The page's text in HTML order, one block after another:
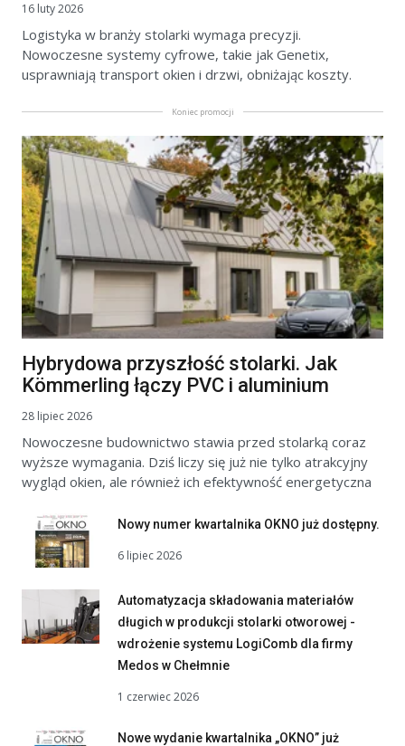
16 luty 2026
Logistyka w branży stolarki wymaga precyzji.
Nowoczesne systemy cyfrowe, takie jak Genetix,
usprawniają transport okien i drzwi, obniżając koszty.
Koniec promocji
Hybrydowa przyszłość stolarki. Jak
Kömmerling łączy PVC i aluminium
28 lipiec 2026
Nowoczesne budownictwo stawia przed stolarką coraz
wyższe wymagania. Dziś liczy się już nie tylko atrakcyjny
wygląd okien, ale również ich efektywność energetyczna
Nowy numer kwartalnika OKNO już dostępny.
6 lipiec 2026
Automatyzacja składowania materiałów
długich w produkcji stolarki otworowej -
wdrożenie systemu LogiComb dla firmy
Medos w Chełmnie
1 czerwiec 2026
Nowe wydanie kwartalnika „OKNO” już